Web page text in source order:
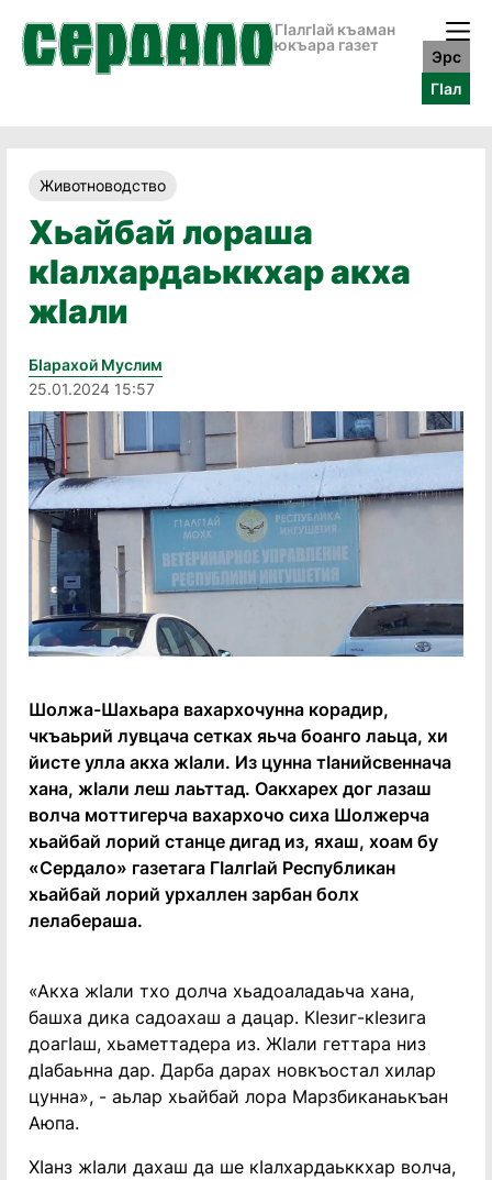
ГӀалгӀай къаман
юкъара газет
Эрс
ГӀал
Животноводство
Хьайбай лораша
кӀалхардаьккхар акха
жӀали
Бӏарахой Муслим
25.01.2024 15:57
Шолжа-Шахьара вахархочунна корадир,
чкъаьрий лувцача сетках яьча боанго лаьца, хи
йисте улла акха жӀали. Из цунна тӀанийсвеннача
хана, жӀали леш лаьттад. Оакхарех дог лазаш
волча моттигерча вахархочо сиха Шолжерча
хьайбай лорий станце дигад из, яхаш, хоам бу
«Сердало» газетага ГӀалгӀай Республикан
хьайбай лорий урхаллен зарбан болх
лелабераша.
«Акха жӀали тхо долча хьадоаладаьча хана,
башха дика садоахаш а дацар. КӀезиг-кӀезига
доагӀаш, хьаметтадера из. ЖӀали геттара низ
дӀабаьнна дар. Дарба дарах новкъостал хилар
цунна», - аьлар хьайбай лора Марзбиканаькъан
Аюпа.
ХӀанз жӀали дахаш да ше кӀалхардаьккхар волча,